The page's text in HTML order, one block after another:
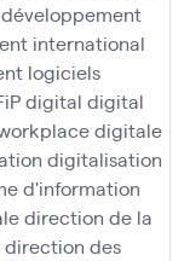
développement
international
logiciels
digital digital
digitale
digitalisation
d'information
direction de la
direction des